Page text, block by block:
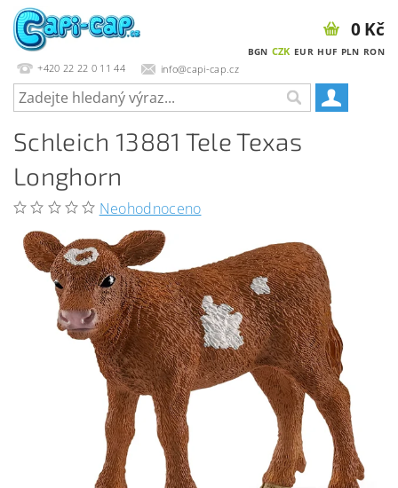
+420 22 22 0 11 44 info@capi-cap.cz
BGN CZK EUR HUF PLN RON
0 Kč
Schleich 13881 Tele Texas
Longhorn
Neohodnoceno